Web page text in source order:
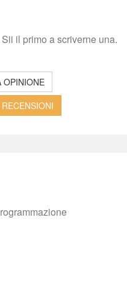
il primo a scriverne una.
OPINIONE